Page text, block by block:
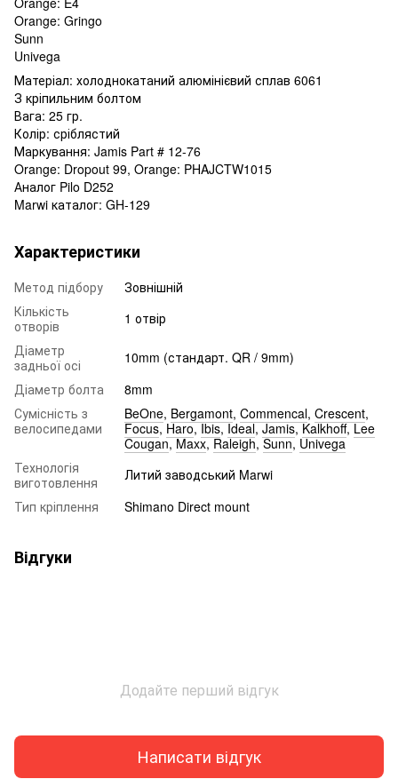
Orange: Gringo
Sunn
Univega
Матеріал: холоднокатаний алюмінієвий сплав 6061
З кріпильним болтом
Вага: 25 гр.
Колір: сріблястий
Маркування: Jamis Part # 12-76
Orange: Dropout 99, Orange: PHAJCTW1015
Аналог Pilo D252
Marwi каталог: GH-129
Характеристики
Метод підбору
Зовнішній
Кількість
отворів
1 отвір
Діаметр
задньої осі
10mm (стандарт. QR / 9mm)
Діаметр болта
8mm
Сумісність з
велосипедами
BeOne, Bergamont, Commencal, Crescent,
Focus, Haro,Ibis,Ideal,Jamis,Kalkhoff,Lee
Cougan,Maxx,Raleigh,Sunn, Univega
Технологія
виготовлення
Литий заводський Marwi
Тип кріплення
Shimano Direct mount
Відгуки
Додайте перший відгук
Написати відгук